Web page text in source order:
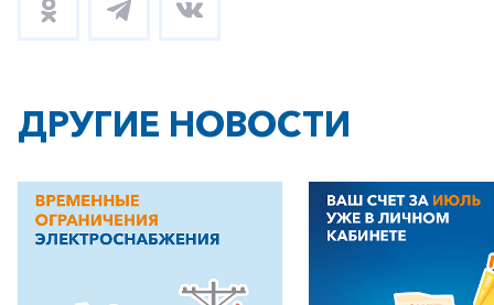
Заказать обратный звонок
ДРУГИЕ НОВОСТИ